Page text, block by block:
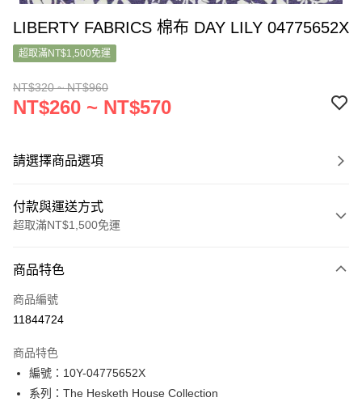
LIBERTY FABRICS 棉布 DAY LILY 04775652X
超取滿NT$1,500免運
NT$320 ~ NT$960
NT$260 ~ NT$570
請選擇商品選項
付款與運送方式
超取滿NT$1,500免運
信用卡一次付款
超商取貨付款
Apple Pay
街口支付
商品特色
商品編號
11844724
商品特色
編號：10Y-04775652X
系列：The Hesketh House Collection